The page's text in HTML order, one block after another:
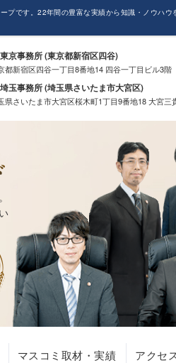
です。22年間の豊富な実績から知識・ノウハ
東京事務所 (東京都新宿区四谷)
都新宿区四谷一丁目8番地14 四谷一丁目ビル3階
埼玉事務所 (埼玉県さいたま市大宮区)
県さいたま市大宮区桜木町1丁目9番地18 大宮三
マスコミ取材・実績 アクセ